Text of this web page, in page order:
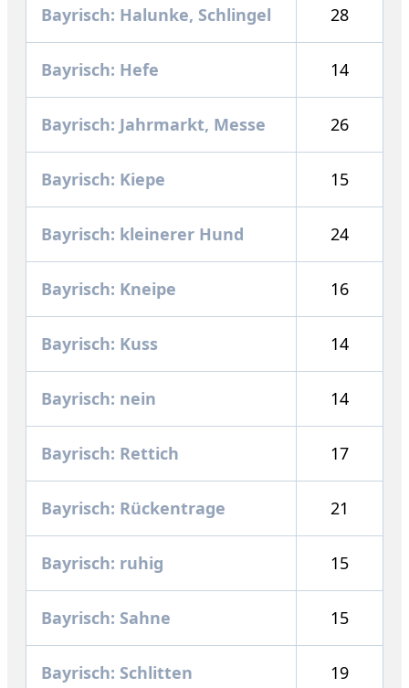
Bayrisch: Halunke, Schlingel 28
Bayrisch: Hefe 14
Bayrisch: Jahrmarkt, Messe 26
Bayrisch: Kiepe 15
Bayrisch: kleinerer Hund 24
Bayrisch: Kneipe 16
Bayrisch: Kuss 14
Bayrisch: nein 14
Bayrisch: Rettich 17
Bayrisch: Rückentrage 21
Bayrisch: ruhig 15
Bayrisch: Sahne 15
Bayrisch: Schlitten 19